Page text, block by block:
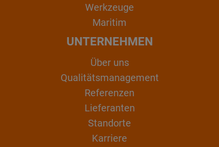
Werkzeuge
Maritim
UNTERNEHMEN
Über uns
Qualitätsmanagement
Referenzen
Lieferanten
Standorte
Karriere